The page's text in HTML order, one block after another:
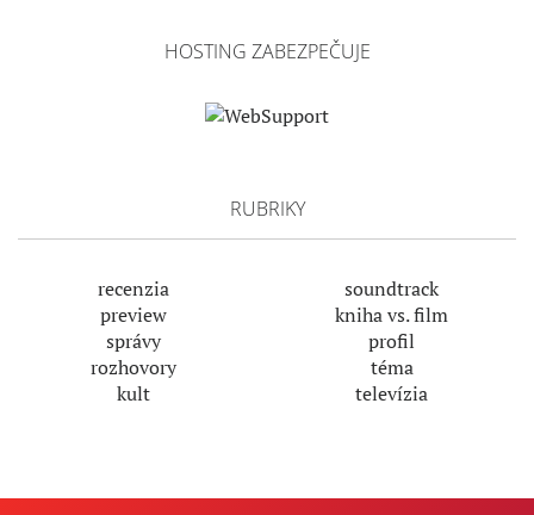
HOSTING ZABEZPEČUJE
RUBRIKY
recenzia
preview
správy
rozhovory
kult
soundtrack
kniha vs. film
profil
téma
televízia